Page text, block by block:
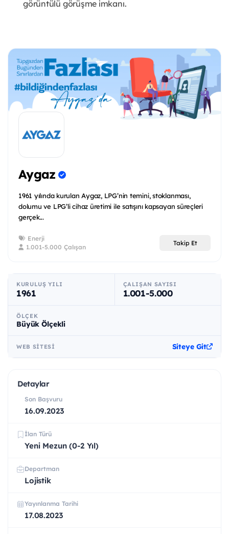
görüntülü görüşme imkanı.
Aygaz
1961 yılında kurulan Aygaz, LPG’nin temini, stoklanması,
dolumu ve LPG’li cihaz üretimi ile satışını kapsayan süreçleri
gerçek...
Enerji
1.001-5.000 Çalışan
Takip Et
KURULUŞ YILI
1961
ÇALIŞAN SAYISI
1.001-5.000
ÖLÇEK
Büyük Ölçekli
WEB SITESI Siteye Git
Detaylar
Son Başvuru
16.09.2023
İlan Türü
Yeni Mezun (0-2 Yıl)
Departman
Lojistik
Yayınlanma Tarihi
17.08.2023